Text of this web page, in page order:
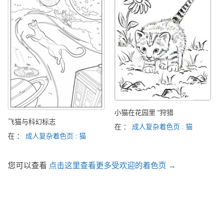
飞猫与科幻标志
在 ： 成人复杂着色页 : 猫
小猫在花园里 "狩猎
在 ： 成人复杂着色页 : 猫
您可以查看 点击这里查看更多受欢迎的着色页 →